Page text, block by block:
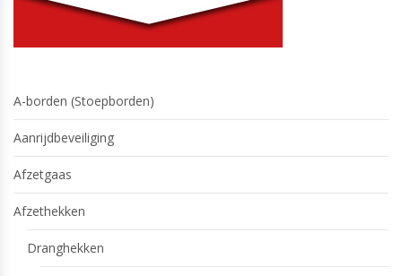
A-borden (Stoepborden)
Aanrijdbeveiliging
Afzetgaas
Afzethekken
Dranghekken